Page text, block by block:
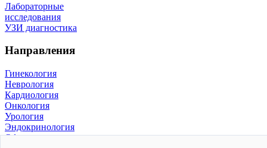
Лабораторные
исследования
УЗИ диагностика
Направления
Гинекология
Неврология
Кардиология
Онкология
Урология
Эндокринология
Офтальмология